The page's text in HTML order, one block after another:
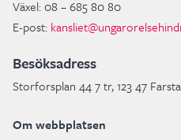
Växel: 08 – 685 80 80
E-post:
Besöksadress
Storforsplan 44 7 tr, 123 47 Farsta
Om webbplatsen